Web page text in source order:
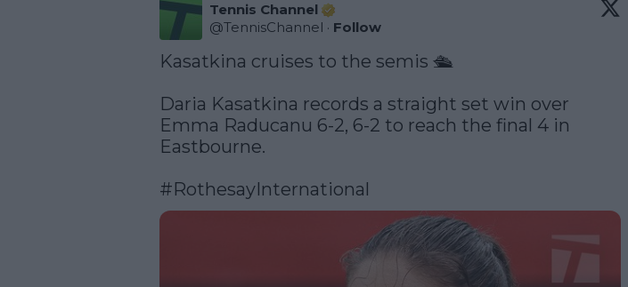
Tennis Channel
@TennisChannel · Follow
Kasatkina cruises to the semis 🛳️
Daria Kasatkina records a straight set win over
Emma Raducanu 6-2, 6-2 to reach the final 4 in
Eastbourne.
#RothesayInternational